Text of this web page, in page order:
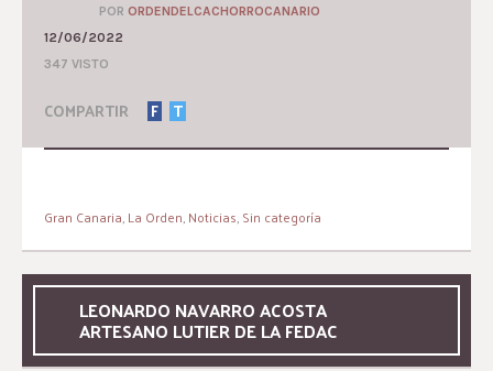
POR ORDENDELCACHORROCANARIO
12/06/2022
347 VISTO
COMPARTIR F T
Gran Canaria,La Orden,Noticias,Sin categoría
LEONARDO NAVARRO ACOSTA
ARTESANO LUTIER DE LA FEDAC